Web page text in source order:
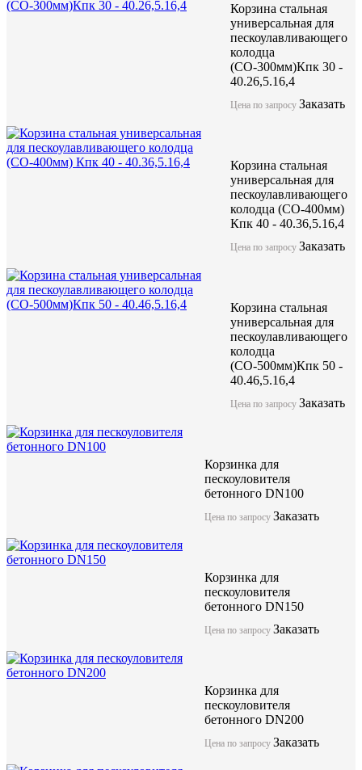
Корзина стальная
универсальная для
пескоулавливающего
колодца
(СО-300мм)Кпк 30 -
40.26,5.16,4
Цена по запросу Заказать
Корзина стальная
универсальная для
пескоулавливающего
колодца (СО-400мм)
Кпк 40 - 40.36,5.16,4
Цена по запросу Заказать
Корзина стальная
универсальная для
пескоулавливающего
колодца
(СО-500мм)Кпк 50 -
40.46,5.16,4
Цена по запросу Заказать
Корзинка для
пескоуловителя
бетонного DN100
Цена по запросуЗаказать
Корзинка для
пескоуловителя
бетонного DN150
Цена по запросуЗаказать
Корзинка для
пескоуловителя
бетонного DN200
Цена по запросуЗаказать